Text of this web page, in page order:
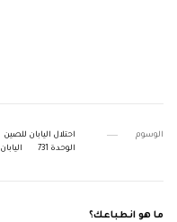
الوسوم احتلال اليابان للصين
الوحدة 731
اليابان
ما هو انطباعك؟